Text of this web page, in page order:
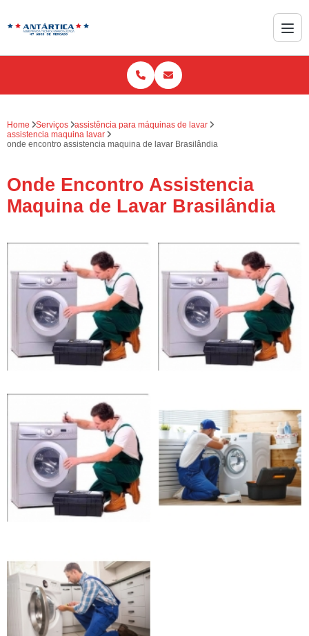
Home Serviços
assistência para máquinas de lavar
assistencia maquina lavar
onde encontro assistencia maquina de lavar Brasilândia
Onde Encontro Assistencia
Maquina de Lavar Brasilândia